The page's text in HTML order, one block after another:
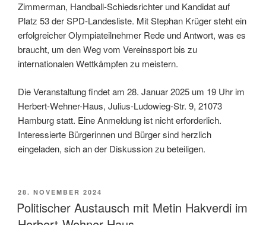
Zimmerman, Handball-Schiedsrichter und Kandidat auf
Platz 53 der SPD-Landesliste. Mit Stephan Krüger steht ein
erfolgreicher Olympiateilnehmer Rede und Antwort, was es
braucht, um den Weg vom Vereinssport bis zu
internationalen Wettkämpfen zu meistern.
Die Veranstaltung findet am 28. Januar 2025 um 19 Uhr im
Herbert-Wehner-Haus, Julius-Ludowieg-Str. 9, 21073
Hamburg statt. Eine Anmeldung ist nicht erforderlich.
Interessierte Bürgerinnen und Bürger sind herzlich
eingeladen, sich an der Diskussion zu beteiligen.
VERÖFFENTLICHT
AM
28. NOVEMBER 2024
Politischer Austausch mit Metin Hakverdi im